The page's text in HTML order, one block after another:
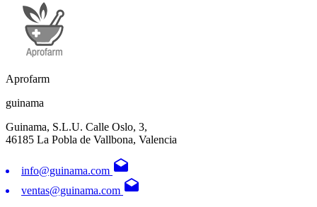
Aprofarm
guinama
Guinama, S.L.U. Calle Oslo, 3,
46185 La Pobla de Vallbona, Valencia
info@guinama.com drafts
ventas@guinama.com drafts